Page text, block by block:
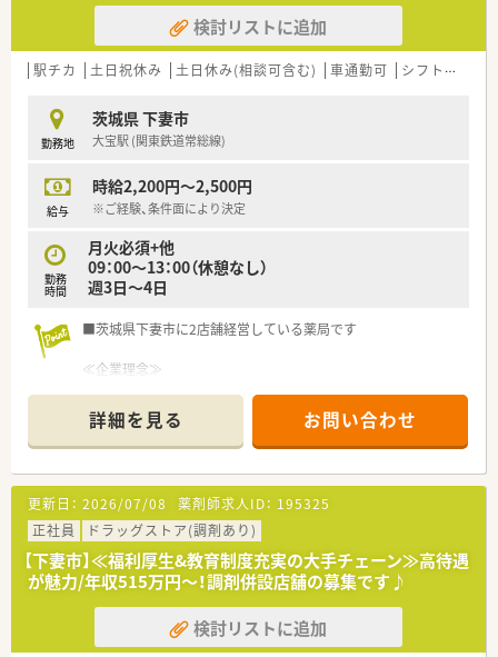
＼ 充実の研修カリキュラム ／
■入社1年目の方から中途入社の方まで、永続的に成長できる教
育制度を多数あり
あり、医療人として成長ができます。
■新入社員集合研修、マンツーマン指導に基づくOJT 制度、e-
Learning による研修システム、
育専任スタッフによる個別フォロー、
認定薬剤師取得補助、大学病院実務研修 ほか
＼ こんな方におすすめ ／
■専門認定薬剤師の資格を活かしたい方
■大手調剤チェーンで働きたい方
エリアマネージャーなどのキャリアアップの希望がある方
検討リストに追加
駅チカ 土日祝休み 土日休み(相談可含む) 車通勤可 シフト制
勤務地
茨城県 下妻市
大宝駅 (関東鉄道常総線)
給与
時給2,200円～2,500円
※ご経験、条件面により決定
勤務
時間
月火必須+他
09：00～13：00（休憩なし）
週3日～4日
■茨城県下妻市に2店舗経営している薬局です
≪企業理念≫
お薬を受け取っていただく際の利便性だけでなく、重複投与や過
去の服薬状況の確認といった専門的なアドバイスや、より良いサ
ービスを提供することによって、患者さまが自発的に服用を行う
「アドヒアランスの向上」に貢献し、信頼される調剤薬局づくり
に取り組んでいます。
当薬局の従業員一人ひとりが「会社の代表である」という責任と
誇りを持ち、誠意をもって、誠実、かつ迅速な対応を心がけ、常に
医療サービスの向上に努めます。
詳細を見る お問い合わせ
更新日： 2026/07/08 薬剤師求人ID： 195325
正社員
ドラッグストア(調剤あり)
【下妻市】≪福利厚生&教育制度充実の大手チェーン≫高待遇
が魅力/年収515万円～！調剤併設店舗の募集です♪
検討リストに追加